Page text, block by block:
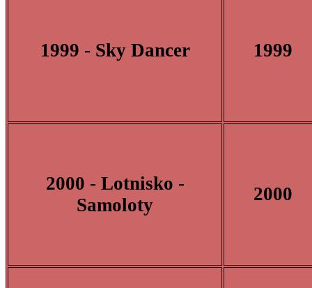
1999 - Sky Dancer 1999
2000 - Lotnisko -
Samoloty
2000